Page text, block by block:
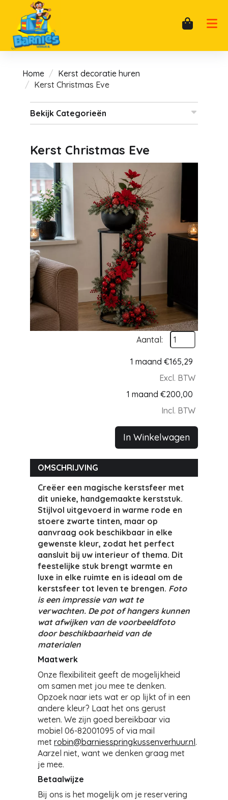
Home
Kerst decoratie huren
Kerst Christmas Eve
Bekijk Categorieën
Kerst Christmas Eve
Aantal:
1 maand €165,29
Excl. BTW
1 maand €200,00
Incl. BTW
In Winkelwagen
OMSCHRIJVING
Creëer een magische kerstsfeer met
dit unieke, handgemaakte kerststuk.
Stijlvol uitgevoerd in warme rode en
stoere zwarte tinten, maar op
aanvraag ook beschikbaar in elke
gewenste kleur, zodat het perfect
aansluit bij uw interieur of thema. Dit
feestelijke stuk brengt warmte en
luxe in elke ruimte en is ideaal om de
kerstsfeer tot leven te brengen. Foto
is een impressie van wat te
verwachten. De pot of hangers kunnen
wat afwijken van de voorbeeldfoto
door beschikbaarheid van de
materialen
Maatwerk
Onze flexibiliteit geeft de mogelijkheid
om samen met jou mee te denken.
Opzoek naar iets wat er op lijkt of in een
andere kleur? Laat het ons gerust
weten. We zijn goed bereikbaar via
mobiel 06-82001095 of via mail
met robin@barniesspringkussenverhuur.nl.
Aarzel niet, want we denken graag met
je mee.
Betaalwijze
Bij ons is het mogelijk om je reservering